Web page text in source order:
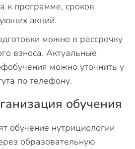
к программе, сроков
акций.
можно в рассрочку
взноса. Актуальные
можно уточнить у
по телефону.
обучения
обучение нутрициологии
образовательную